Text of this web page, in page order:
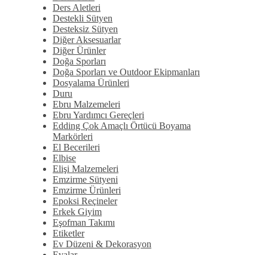
Ders Aletleri
Destekli Sütyen
Desteksiz Sütyen
Diğer Aksesuarlar
Diğer Ürünler
Doğa Sporları
Doğa Sporları ve Outdoor Ekipmanları
Dosyalama Ürünleri
Duru
Ebru Malzemeleri
Ebru Yardımcı Gereçleri
Edding Çok Amaçlı Örtücü Boyama
Markörleri
El Becerileri
Elbise
Elişi Malzemeleri
Emzirme Sütyeni
Emzirme Ürünleri
Epoksi Reçineler
Erkek Giyim
Eşofman Takımı
Etiketler
Ev Düzeni & Dekorasyon